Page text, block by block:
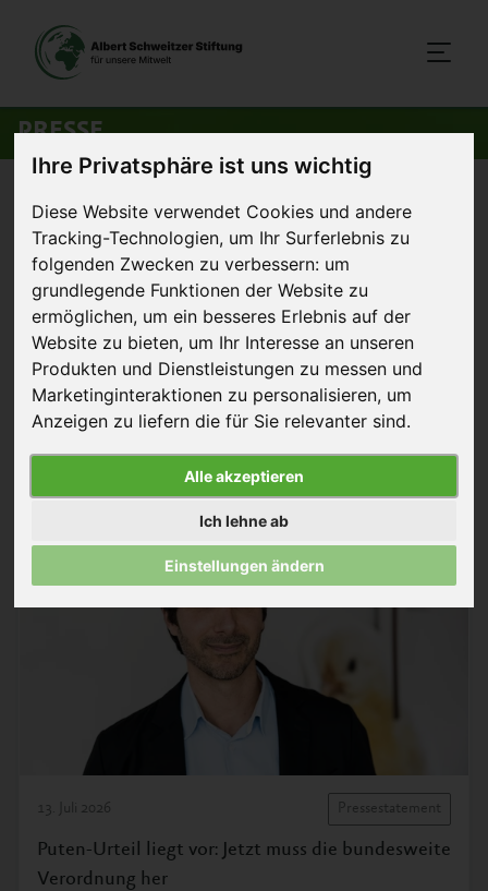
Ihre Privatsphäre ist uns wichtig
Diese Website verwendet Cookies und andere
Tracking-Technologien, um Ihr Surferlebnis zu
folgenden Zwecken zu verbessern: um
grundlegende Funktionen der Website zu
ermöglichen, um ein besseres Erlebnis auf der
Website zu bieten, um Ihr Interesse an unseren
Produkten und Dienstleistungen zu messen und
Marketinginteraktionen zu personalisieren, um
Anzeigen zu liefern die für Sie relevanter sind.
Alle akzeptieren
Ich lehne ab
Einstellungen ändern
PRESSE
Informationen für
Medienvertreter:innen
Auf dieser Seite finden Sie unsere aktuellsten
Pressemitteilungen, Bild- und Textmaterial sowie
die Möglichkeit, sich in unseren Presseverteiler
13. Juli 2026 Pressestatement
Puten-Urteil liegt vor: Jetzt muss die bundesweite
Verordnung her